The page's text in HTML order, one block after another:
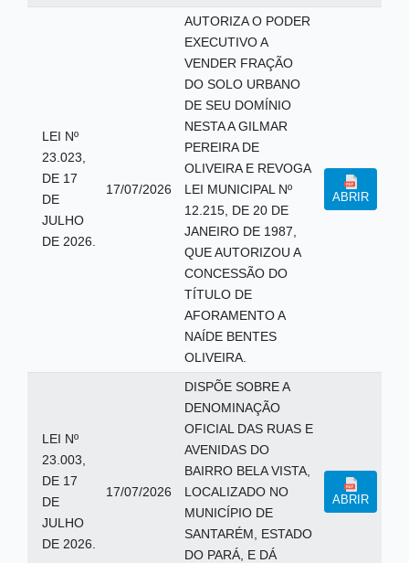
LEI Nº
23.023,
DE 17
DE
JULHO
DE 2026.
17/07/2026
AUTORIZA O PODER
EXECUTIVO A
VENDER FRAÇÃO
DO SOLO URBANO
DE SEU DOMÍNIO
NESTA A GILMAR
PEREIRA DE
OLIVEIRA E REVOGA
LEI MUNICIPAL Nº
12.215, DE 20 DE
JANEIRO DE 1987,
QUE AUTORIZOU A
CONCESSÃO DO
TÍTULO DE
AFORAMENTO A
NAÍDE BENTES
OLIVEIRA.
ABRIR
LEI Nº
23.003,
DE 17
DE
JULHO
DE 2026.
17/07/2026
DISPÕE SOBRE A
DENOMINAÇÃO
OFICIAL DAS RUAS E
AVENIDAS DO
BAIRRO BELA VISTA,
LOCALIZADO NO
MUNICÍPIO DE
SANTARÉM, ESTADO
DO PARÁ, E DÁ
ABRIR